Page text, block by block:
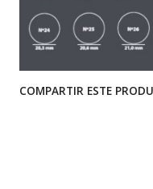
COMPARTIR ESTE